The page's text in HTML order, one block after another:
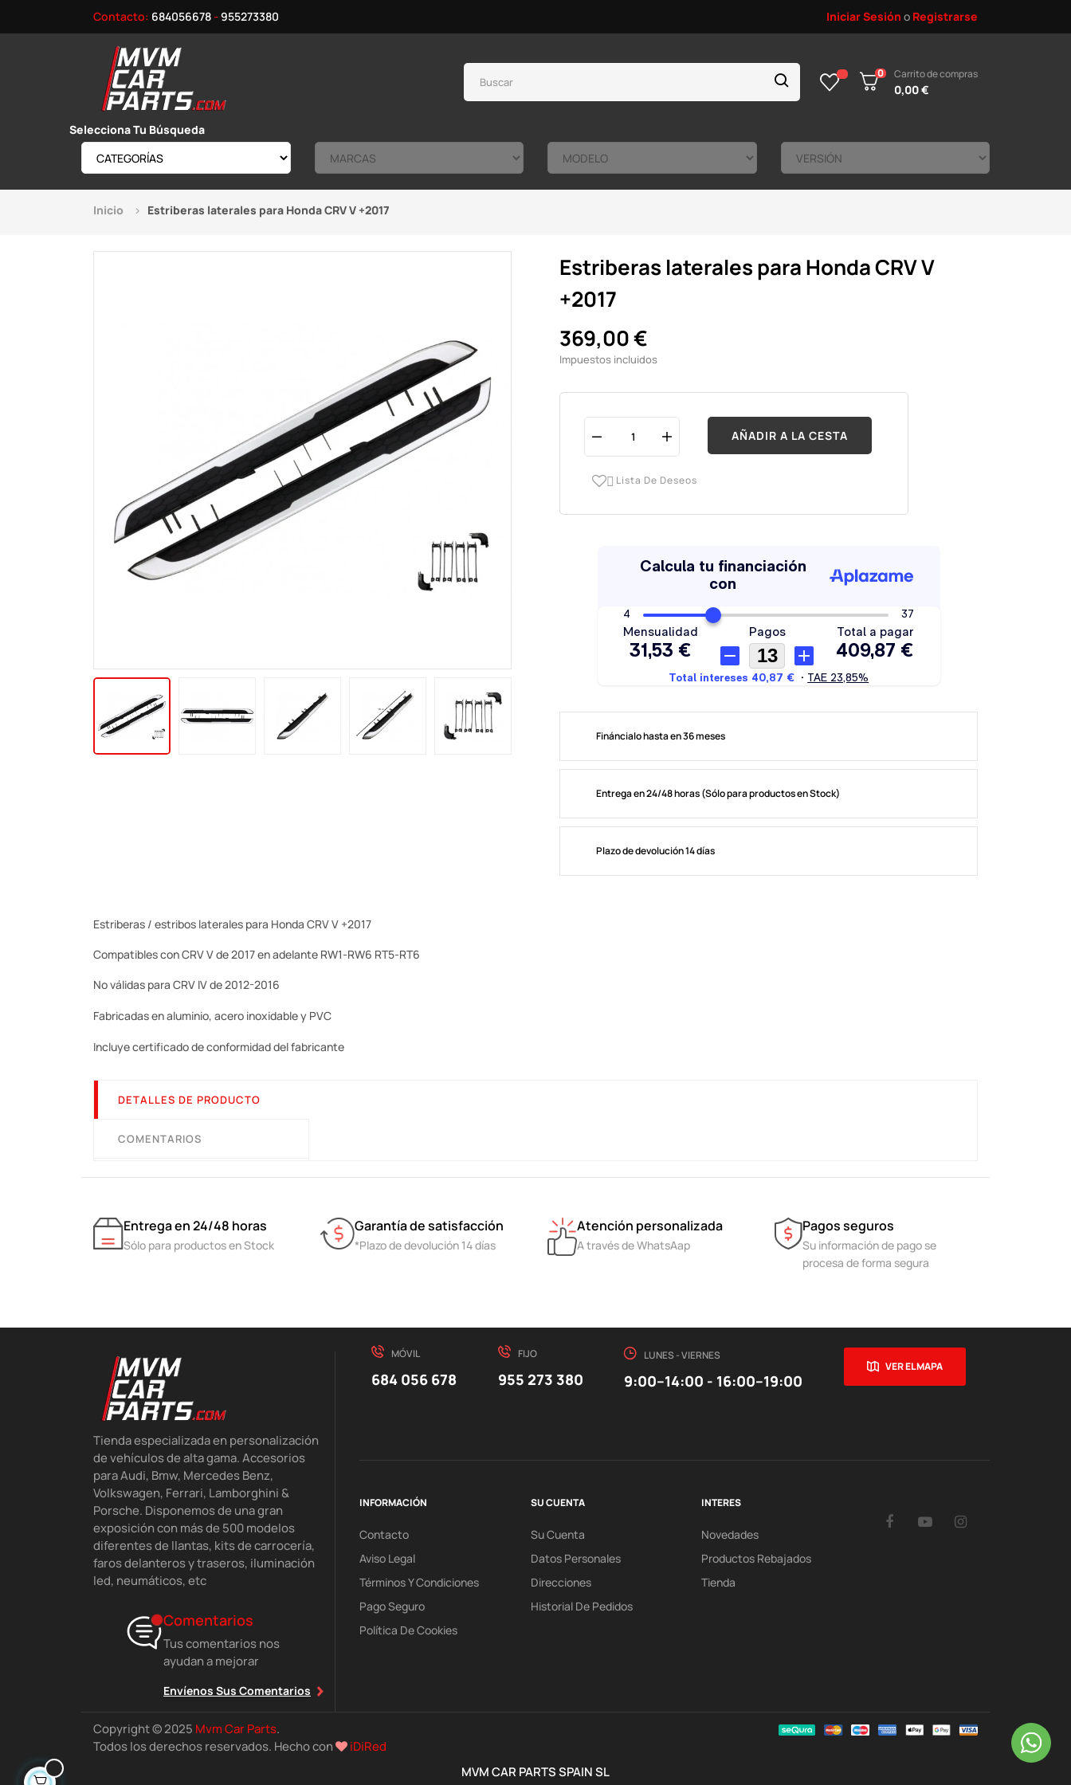
Contacto: 684056678- 955273380 Iniciar Sesión o Registrarse
0 Carrito de compras
0,00 €
Selecciona Tu Búsqueda
Inicio Estriberas laterales para Honda CRV V +2017
Estriberas laterales para Honda CRV V
+2017
369,00 €
Impuestos incluidos
AÑADIR A LA CESTA
 Lista De Deseos
Fináncialo hasta en 36 meses
Entrega en 24/48 horas (Sólo para productos en Stock)
Plazo de devolución 14 días
Estriberas / estribos laterales para Honda CRV V +2017
Compatibles con CRV V de 2017 en adelante RW1-RW6 RT5-RT6
No válidas para CRV IV de 2012-2016
Fabricadas en aluminio, acero inoxidable y PVC
Incluye certificado de conformidad del fabricante
DETALLES DE PRODUCTO
COMENTARIOS
Entrega en 24/48 horas
Sólo para productos en Stock
Garantía de satisfacción
*Plazo de devolución 14 días
Atención personalizada
A través de WhatsAap
Pagos seguros
Su información de pago se
procesa de forma segura
Tienda especializada en personalización
de vehículos de alta gama. Accesorios
para Audi, Bmw, Mercedes Benz,
Volkswagen, Ferrari, Lamborghini &
Porsche. Disponemos de una gran
exposición con más de 500 modelos
diferentes de llantas, kits de carrocería,
faros delanteros y traseros, iluminación
led, neumáticos, etc
Comentarios
Tus comentarios nos
ayudan a mejorar
Envíenos Sus Comentarios
MÓVIL
684 056 678
FIJO
955 273 380
LUNES - VIERNES
9:00–14:00 - 16:00–19:00
VER EL MAPA
INFORMACIÓN
Contacto
Aviso Legal
Términos Y Condiciones
Pago Seguro
Política De Cookies
SU CUENTA
Su Cuenta
Datos Personales
Direcciones
Historial De Pedidos
INTERES
Novedades
Productos Rebajados
Tienda
FacebookYouTube
Copyright © 2025 Mvm Car Parts.
Todos los derechos reservados. Hecho con
iDiRed
MVM CAR PARTS SPAIN SL